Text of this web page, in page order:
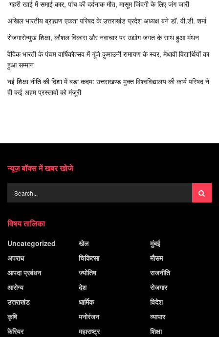
गहरी खाई में समाई कार, पांच की दर्दनाक मौत, मासूम जिंदगी के लिए जंग जारी
अखिल भारतीय ब्राह्मण एकता परिषद के उत्तराखंड प्रदेश अध्यक्ष बने डॉ. वी.डी. शर्मा
रोजगारोन्मुख शिक्षा, कौशल विकास और नवाचार पर उद्योग जगत के साथ हुआ मंथन
वैदिक भारती के पंचम वार्षिकोत्सव में गूंजे कुमाउनी रामायण के स्वर, मेधावी विद्यार्थियों का
हुआ सम्मान
नई शिक्षा नीति की दिशा में बड़ा कदम: उत्तराखण्ड मुक्त विश्वविद्यालय की कार्य परिषद ने
दी कई अहम प्रस्तावों को मंजूरी
न्यूज़ बॉक्स में खबर खोजे
विषय तालिका
Uncategorized
अपराध
आपदा प्रबंधन
आरोग्य
उत्तराखंड
कृषि
केरियर
खेल
चिकित्सा
ज्योतिष
देश
धार्मिक
मनोरंजन
महाराष्ट्र
मुंबई
मौसम
राजनीति
रोजगार
विदेश
व्यापार
शिक्षा